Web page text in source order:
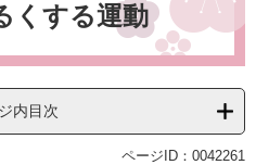
くする運動
内目次
ページID：0042261